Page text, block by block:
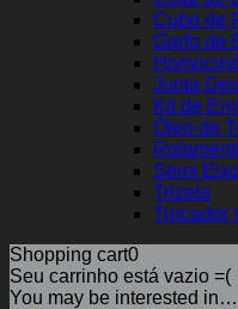
Cubo de
Garfo de
Junta
Kit de
Óleo de
Semi
Trizeta
Trocador
Shopping cart0
Seu carrinho está vazio =(
You may be interested in…